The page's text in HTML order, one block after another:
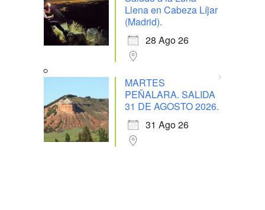
Llena en Cabeza Líjar
(Madrid).
28 Ago 26
MARTES
PEÑALARA. SALIDA
31 DE AGOSTO 2026.
31 Ago 26